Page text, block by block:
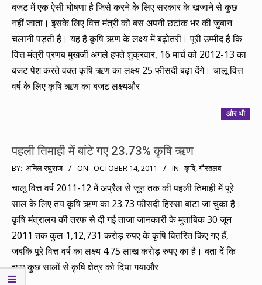
09
बजट में एक ऐसी घोषणा है जिसे करने के लिए सरकार के खजाने से कुछ
नहीं जाता। इसके लिए वित्त मंत्री को बस अपनी छटांक भर की जुबान
चलानी पड़ती है। यह है कृषि ऋण के लक्ष्य में बढ़ोतरी। पूरी उम्मीद है कि
वित्त मंत्री प्रणब मुखर्जी अगले हफ्ते शुक्रवार, 16 मार्च को 2012-13 का
बजट पेश करते वक्त कृषि ऋण का लक्ष्य 25 फीसदी बढ़ा देंगे। चालू वित्त
वर्ष के लिए कृषि ऋण का बजट लक्ष्यऔर
और भी
पहली तिमाही में बांटे गए 23.73% कृषि ऋण
2011-
BY: अनिल रघुराज ON: OCTOBER 14, 2011 IN: कृषि,गौरतलब
चालू वित्त वर्ष 2011-12 में अप्रैल से जून तक की पहली तिमाही में पूरे
साल के लिए तय कृषि ऋण का 23.73 फीसदी हिस्सा बांटा जा चुका है।
कृषि मंत्रालय की तरफ से दी गई ताजा जानकारी के मुताबिक 30 जून
2011 तक कुल 1,12,731 करोड़ रुपए के कृषि वितरित किए गए हैं,
जबकि पूरे वित्त वर्ष का लक्ष्य 4.75 लाख करोड़ रुपए का है। बता दें कि
इधर कुछ सालों से कृषि क्षेत्र को दिया गयाऔर